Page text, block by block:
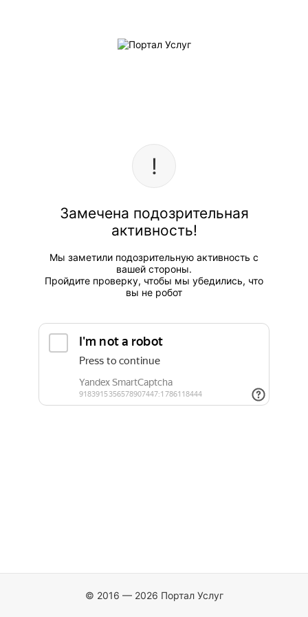
Замечена подозрительная
активность!
Мы заметили подозрительную активность с
вашей стороны.
Пройдите проверку, чтобы мы убедились, что
вы не робот
© 2016 — 2026 Портал Услуг